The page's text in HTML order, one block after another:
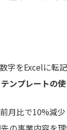
字をExcelに転
ンプレートの
月比で10%減